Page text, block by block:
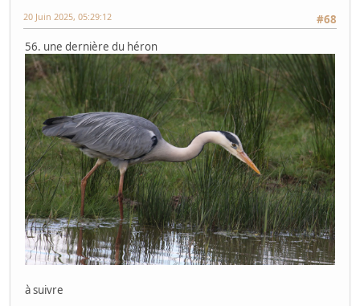
#68
20 Juin 2025, 05:29:12
56. une dernière du héron
à suivre